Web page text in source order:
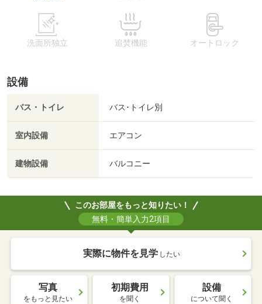
洗面所独立 追焚機能 オートロック
設備
バス・トイレ バス･トイレ別
室内設備 エアコン
建物設備 バルコニー
このお部屋をもっと知りたい！
無料・簡単入力2項目
実際に物件を見学 したい
写真
をもっと見たい
初期費用
を聞く
設備
について聞く